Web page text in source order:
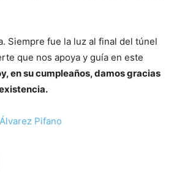
Siempre fue la luz al final del túnel
que nos apoya y guía en este
en su cumpleaños, damos gracias
Pifano